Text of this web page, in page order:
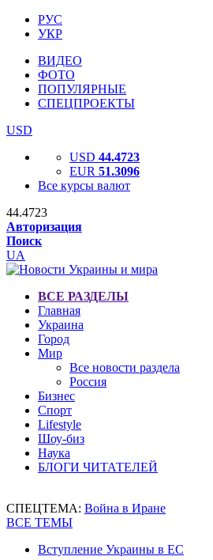
РУС
УКР
ВИДЕО
ФОТО
ПОПУЛЯРНЫЕ
СПЕЦПРОЕКТЫ
USD
USD 44.4723
EUR 51.3096
Все курсы валют
44.4723
Авторизация
Поиск
UA
ВСЕ РАЗДЕЛЫ
Главная
Украина
Город
Мир
Все новости раздела
Россия
Бизнес
Спорт
Lifestyle
Шоу-биз
Наука
БЛОГИ ЧИТАТЕЛЕЙ
СПЕЦТЕМА: Война в Иране
ВСЕ ТЕМЫ
Вступление Украины в ЕС